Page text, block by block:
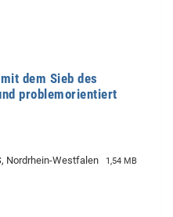
dem Sieb des
problemorientiert
Nordrhein-Westfalen 1,54 MB